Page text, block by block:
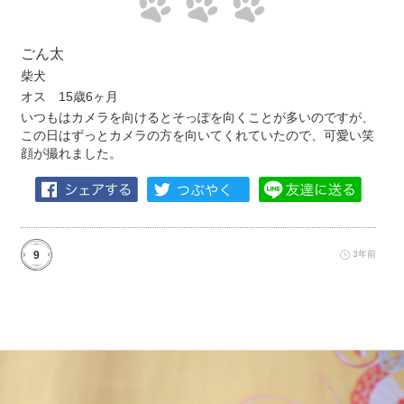
ごん太
柴犬
オス 15歳6ヶ月
いつもはカメラを向けるとそっぽを向くことが多いのですが、
この日はずっとカメラの方を向いてくれていたので、可愛い笑
顔が撮れました。
9 3年前